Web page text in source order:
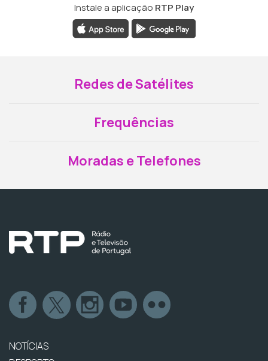
Instale a aplicação RTP Play
Redes de Satélites
Frequências
Moradas e Telefones
NOTÍCIAS